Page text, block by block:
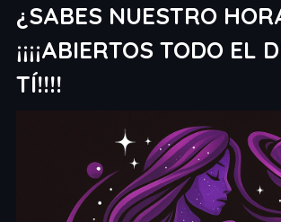
¿SABES NUESTRO
¡¡¡¡ABIERTOS TODO EL
TÍ!!!!